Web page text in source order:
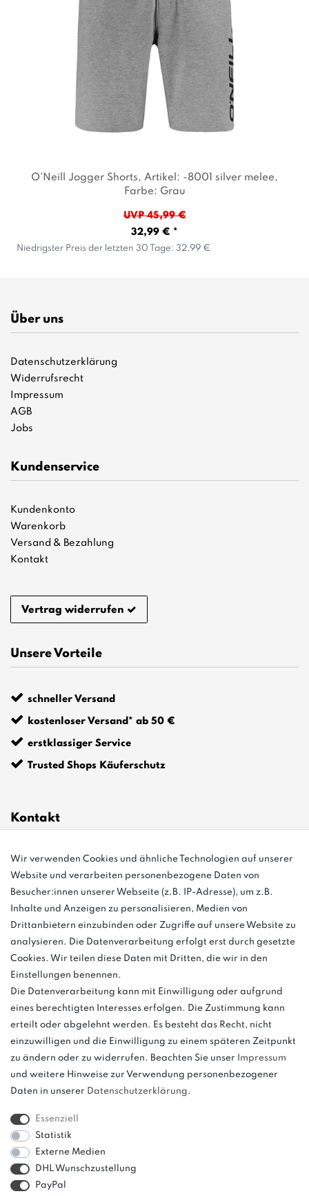
O'Neill Jogger Shorts, Artikel: -8001 silver melee,
Farbe: Grau
UVP 45,99 €
32,99 € *
Niedrigster Preis der letzten 30 Tage: 32,99 €
Über uns
Datenschutzerklärung
Widerrufsrecht
Impressum
AGB
Jobs
Kundenservice
Kundenkonto
Warenkorb
Versand & Bezahlung
Kontakt
Vertrag widerrufen
Unsere Vorteile
schneller Versand
kostenloser Versand* ab 50 €
erstklassiger Service
Trusted Shops Käuferschutz
Kontakt
info@bonvenon.de
03763 4048350
Montag - Freitag, 08:00 - 16:00
Anrufe aus dem dt. Festnetz zum Ortstarif, Preise aus dem Mobilfunknetz
ggf. abweichend (abhängig vom Provider).
und
weitere.
Wir verwenden Cookies und ähnliche Technologien auf unserer
Website und verarbeiten personenbezogene Daten von
Besucher:innen unserer Webseite (z.B. IP-Adresse), um z.B.
Inhalte und Anzeigen zu personalisieren, Medien von
Drittanbietern einzubinden oder Zugriffe auf unsere Website zu
analysieren. Die Datenverarbeitung erfolgt erst durch gesetzte
Cookies. Wir teilen diese Daten mit Dritten, die wir in den
Einstellungen benennen.
Die Datenverarbeitung kann mit Einwilligung oder aufgrund
eines berechtigten Interesses erfolgen. Die Zustimmung kann
erteilt oder abgelehnt werden. Es besteht das Recht, nicht
einzuwilligen und die Einwilligung zu einem späteren Zeitpunkt
zu ändern oder zu widerrufen. Beachten Sie unser
Impressum
und weitere Hinweise zur Verwendung personenbezogener
Daten in unserer Daten­schutz­erklärung.
Essenziell
Statistik
Externe Medien
DHL Wunschzustellung
PayPal
Sinne einer Preisermäßigung, sondern lediglich
einen Preisvergleich zur unverbindlichen
Preisempfehlung seitens des Herstellers dar.